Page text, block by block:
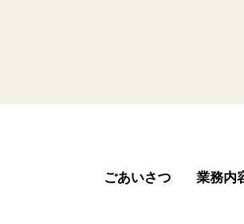
ごあいさつ 業務内